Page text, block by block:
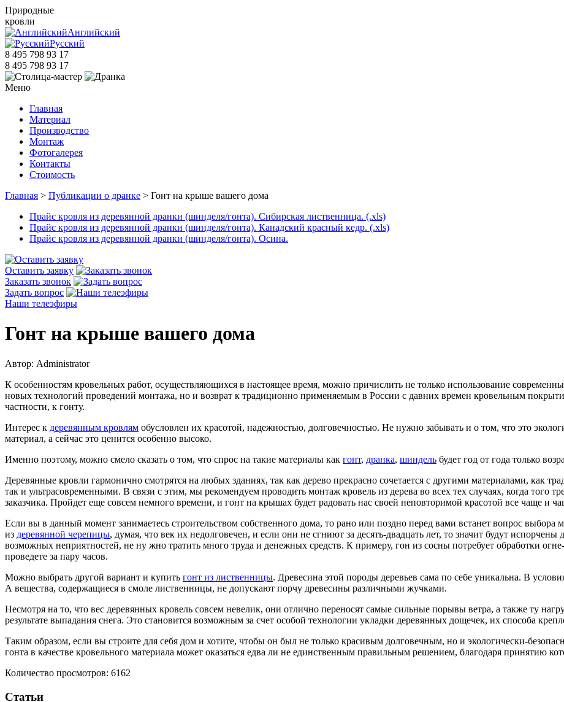
Природные
кровли
Английский
Русский
8 495 798 93 17
8 495 798 93 17
Меню
Главная
Материал
Производство
Монтаж
Фотогалерея
Контакты
Стоимость
Главная > Публикации о дранке > Гонт на крыше вашего дома
Прайс кровля из деревянной дранки (шинделя/гонта). Сибирская лиственница. (.xls)
Прайс кровля из деревянной дранки (шинделя/гонта). Канадский красный кедр. (.xls)
Прайс кровля из деревянной дранки (шинделя/гонта). Осина.
Оставить заявку
Заказать звонок
Задать вопрос
Наши телеэфиры
Гонт на крыше вашего дома
Автор: Administrator
К особенностям кровельных работ, осуществляющихся в настоящее время, можно причислить не только использование
новых технологий проведений монтажа, но и возврат к традиционно применяемым в России с давних времен кровельным
частности, к гонту.
Интерес к деревянным кровлям обусловлен их красотой, надежностью, долговечностью. Не нужно забывать и о том, что это
материал, а сейчас это ценится особенно высоко.
Именно поэтому, можно смело сказать о том, что спрос на такие материалы как гонт, дранка, шиндель будет год от года только
Деревянные кровли гармонично смотрятся на любых зданиях, так как дерево прекрасно сочетается с другими материалами, как
так и ультрасовременными. В связи с этим, мы рекомендуем проводить монтаж кровель из дерева во всех тех случаях, когда того
заказчика. Пройдет еще совсем немного времени, и гонт на крышах будет радовать нас своей неповторимой красотой все чаще и
Если вы в данный момент занимаетесь строительством собственного дома, то рано или поздно перед вами встанет вопрос выбора
из деревянной черепицы, думая, что век их недолговечен, и если они не сгниют за десять-двадцать лет, то значит будут
возможных неприятностей, не ну жно тратить много труда и денежных средств. К примеру, гон из сосны потребует обработки
проведете за пару часов.
Можно выбрать другой вариант и купить гонт из лиственницы. Древесина этой породы деревьев сама по себе уникальна. В
А вещества, содержащиеся в смоле лиственницы, не допускают порчу древесины различными жучками.
Несмотря на то, что вес деревянных кровель совсем невелик, они отлично переносят самые сильные порывы ветра, а также ту
результате выпадания снега. Это становится возможным за счет особой технологии укладки деревянных дощечек, их способа
Таким образом, если вы строите для себя дом и хотите, чтобы он был не только красивым долговечным, но и экологически-
гонта в качестве кровельного материала может оказаться едва ли не единственным правильным решением, благодаря принятию
Количество просмотров: 6162
Статьи